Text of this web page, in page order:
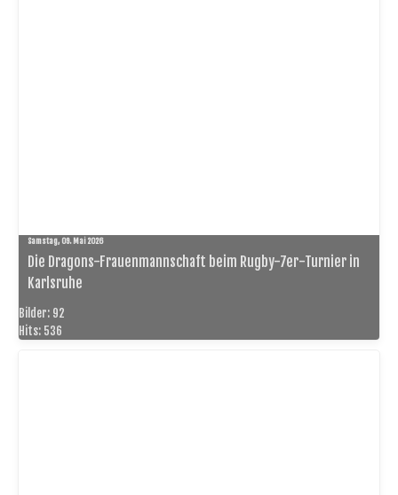
Samstag, 09. Mai 2026
Die Dragons-Frauenmannschaft beim Rugby-7er-Turnier in
Karlsruhe
Bilder: 92
Hits: 536